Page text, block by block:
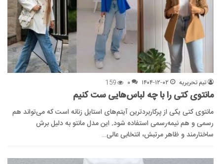
تیم تحریریه ۱۴۰۴-۱۲-۰۲ ۰ 159
مانتوی کتی را با چه لباس‌هایی ست کنیم
مانتوی کتی یکی از پرکاربردترین آیتم‌های استایل زنانه است که می‌تواند هم
رسمی و هم نیمه‌رسمی استفاده شود. این مدل مانتو به دلیل برش
ساختارمند و ظاهر مرتبش، انتخابی عالی…